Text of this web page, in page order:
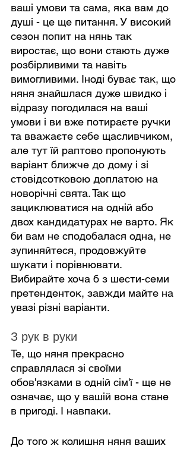
ваші умови та сама, яка вам до
душі - це ще питання. У високий
сезон попит на нянь так
виростає, що вони стають дуже
розбірливими та навіть
вимогливими. Іноді буває так, що
няня знайшлася дуже швидко і
відразу погодилася на ваші
умови і ви вже потираєте ручки
та вважаєте себе щасливчиком,
але тут їй раптово пропонують
варіант ближче до дому і зі
стовідсотковою доплатою на
новорічні свята. Так що
зациклюватися на одній або
двох кандидатурах не варто. Як
би вам не сподобалася одна, не
зупиняйтеся, продовжуйте
шукати і порівнювати.
Вибирайте хоча б з шести-семи
претенденток, завжди майте на
увазі різні варіанти.
З рук в руки
Те, що няня прекрасно
справлялася зі своїми
обов'язками в одній сім'ї - ще не
означає, що у вашій вона стане
в пригоді. І навпаки.
До того ж колишня няня ваших